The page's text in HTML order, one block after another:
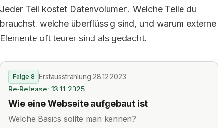
Jeder Teil kostet Datenvolumen. Welche Teile du
brauchst, welche überflüssig sind, und warum externe
Elemente oft teurer sind als gedacht.
Folge 8
Erstausstrahlung 28.12.2023
Re‑Release: 13.11.2025
Wie eine Webseite aufgebaut ist
Welche Basics sollte man kennen?